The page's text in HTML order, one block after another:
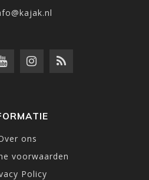
ons
voorwaarden
Policy